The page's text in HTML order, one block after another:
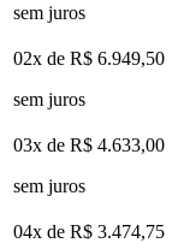
sem juros
02x de R$ 6.949,50
sem juros
03x de R$ 4.633,00
sem juros
04x de R$ 3.474,75